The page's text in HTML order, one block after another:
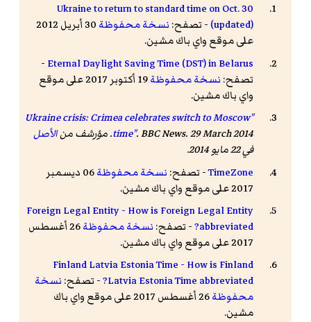
Ukraine to return to standard time on Oct. 30
(updated) - تصفح: نسخة محفوظة
30 أبريل 2012
على موقع واي باك مشين.
Eternal Daylight Saving Time (DST) in Belarus
-
تصفح: نسخة محفوظة
19 أكتوبر 2017 على موقع
واي باك مشين.
"Ukraine crisis: Crimea celebrates switch to Moscow
time".BBC News. 29 March 2014. مؤرشف من
الأصل
في 22 مايو 2014
.
TimeZone- تصفح: نسخة محفوظة
06 ديسمبر
2017 على موقع واي باك مشين.
Foreign Legal Entity - How is Foreign Legal Entity
abbreviated? - تصفح: نسخة محفوظة
26 أغسطس
2017 على موقع واي باك مشين.
Finland Latvia Estonia Time - How is Finland
Latvia Estonia Time abbreviated? - تصفح: نسخة
محفوظة
26 أغسطس 2017 على موقع واي باك
مشين.